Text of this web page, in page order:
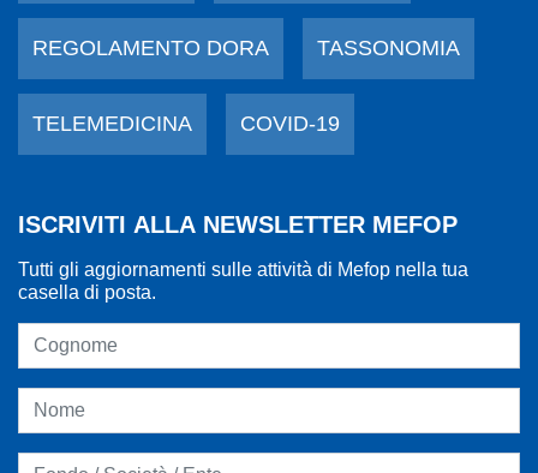
REGOLAMENTO DORA TASSONOMIA
TELEMEDICINA COVID-19
ISCRIVITI ALLA NEWSLETTER MEFOP
Tutti gli aggiornamenti sulle attività di Mefop nella tua
casella di posta.